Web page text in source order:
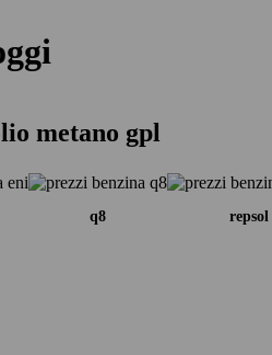
metano gpl
q8 repsol